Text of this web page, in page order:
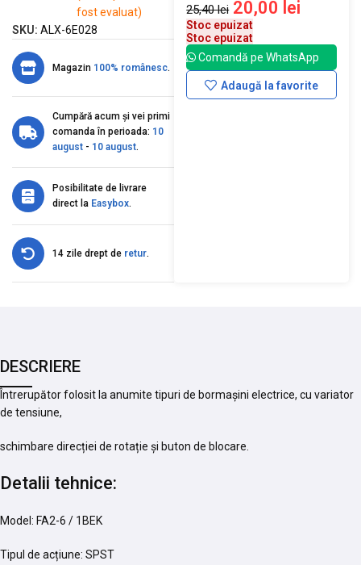
fost evaluat)
SKU: ALX-6E028
Magazin 100% românesc.
Cumpără acum și vei primi
comanda în perioada: 10
august - 10 august.
Posibilitate de livrare
direct la Easybox.
14 zile drept de retur.
25,40lei 20,00 lei
Stoc epuizat
Stoc epuizat
Comandă pe WhatsApp
Adaugă la favorite
DESCRIERE
Întrerupător folosit la anumite tipuri de bormașini electrice, cu variator
de tensiune,
schimbare direcției de rotație și buton de blocare.
Detalii tehnice:
Model: FA2-6 / 1BEK
Tipul de acțiune: SPST